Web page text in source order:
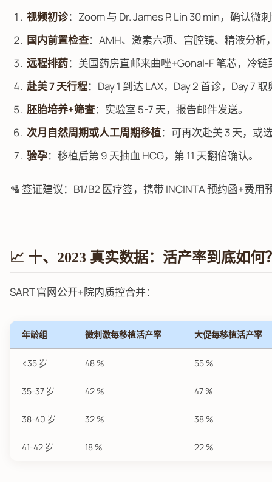
视频初诊：Zoom 与 Dr. James P. Lin 30 min，确认微
国内前置检查：AMH、激素六项、宫腔镜、精液分析
远程排药：美国药房直邮来曲唑+Gonal-F 笔芯，冷链
赴美 7 天行程：Day 1 到达 LAX，Day 2 首诊，Day 7
胚胎培养+筛查：实验室 5-7 天，报告邮件发送。
次月自然周期或人工周期移植：可再次赴美 3 天，或
验孕：移植后第 9 天抽血 HCG，第 11 天翻倍确认。
🛂 签证建议：B1/B2 医疗签，携带 INCINTA 预约函+费
📈 十、2023 真实数据：活产率到底如何
SART 官网公开+院内质控合并：
年龄组 微刺激每移植活产率 大促每移植活产率
<35 岁 48 % 55 %
35-37 岁 42 % 47 %
38-40 岁 32 % 38 %
41-42 岁 18 % 22 %